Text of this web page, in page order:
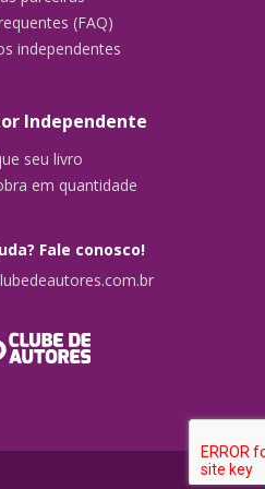
(FAQ)
independentes
Independente
seu livro
em quantidade
Fale conosco!